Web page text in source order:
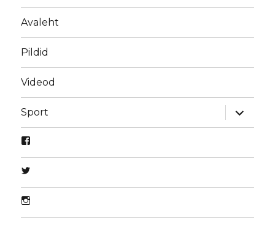
Avaleht
Pildid
Videod
Sport
laienda